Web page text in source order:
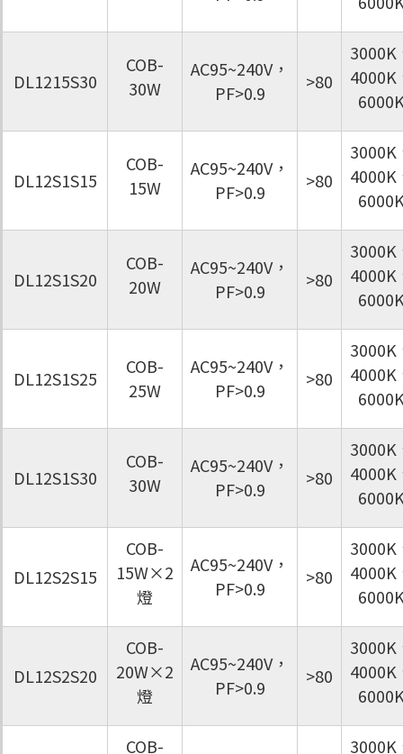
DL1215S30
COB-
30W
AC95~240V，
PF>0.9
>80
3000K
4000K
DL12S1S15
COB-
15W
AC95~240V，
PF>0.9
>80
3000K
4000K
DL12S1S20
COB-
20W
AC95~240V，
PF>0.9
>80
3000K
4000K
DL12S1S25
COB-
25W
AC95~240V，
PF>0.9
>80
3000K
4000K
DL12S1S30
COB-
30W
AC95~240V，
PF>0.9
>80
3000K
4000K
DL12S2S15
COB-
15W×2
燈
AC95~240V，
PF>0.9
>80
3000K
4000K
DL12S2S20
COB-
20W×2
燈
AC95~240V，
PF>0.9
>80
3000K
4000K
COB-
3000K